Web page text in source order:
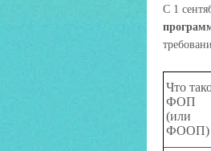
С 1
Что
ФОП
(или
ФООП)